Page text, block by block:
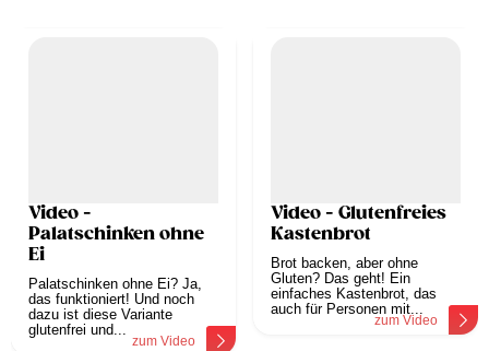
Video -
Palatschinken ohne
Ei
Palatschinken ohne Ei? Ja,
das funktioniert! Und noch
dazu ist diese Variante
glutenfrei und...
zum Video
Video - Glutenfreies
Kastenbrot
Brot backen, aber ohne
Gluten? Das geht! Ein
einfaches Kastenbrot, das
auch für Personen mit...
zum Video